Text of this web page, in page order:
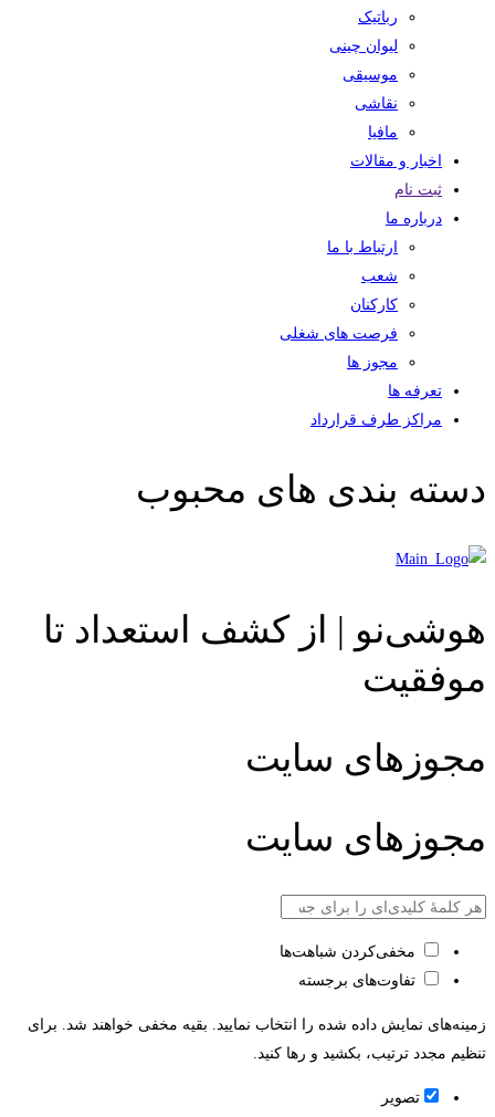
رباتیک
لیوان چینی
موسیقی
نقاشی
مافیا
اخبار و مقالات
ثبت نام
درباره ما
ارتباط با ما
شعب
کارکنان
فرصت های شغلی
مجوز ها
تعرفه ها
مراکز طرف قرارداد
دسته بندی های محبوب
هوشی‌نو | از کشف استعداد تا
موفقیت
مجوزهای سایت
مجوزهای سایت
مخفی‌کردن شباهت‌ها
تفاوت‌های برجسته
زمینه‌های نمایش داده شده را انتخاب نمایید. بقیه مخفی خواهند شد. برای
تنظیم مجدد ترتیب، بکشید و رها کنید.
تصویر